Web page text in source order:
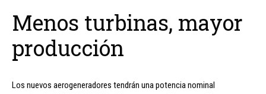
Menos turbinas, mayor
producción
Los nuevos aerogeneradores tendrán una potencia nominal